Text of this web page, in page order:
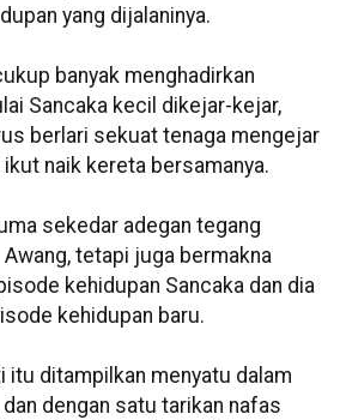
yang dijalaninya.
banyak menghadirkan
Sancaka kecil dikejar-kejar,
berlari sekuat tenaga mengejar
naik kereta bersamanya.
sekedar adegan tegang
tetapi juga bermakna
kehidupan Sancaka dan dia
kehidupan baru.
ditampilkan menyatu dalam
dengan satu tarikan nafas